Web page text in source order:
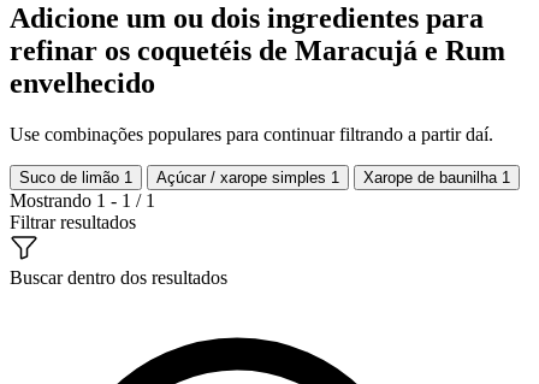
Adicione um ou dois ingredientes para
refinar os coquetéis de Maracujá e Rum
envelhecido
Use combinações populares para continuar filtrando a partir daí.
Suco de limão 1 Açúcar / xarope simples 1 Xarope de baunilha 1
Mostrando 1 - 1 / 1
Filtrar resultados
Buscar dentro dos resultados